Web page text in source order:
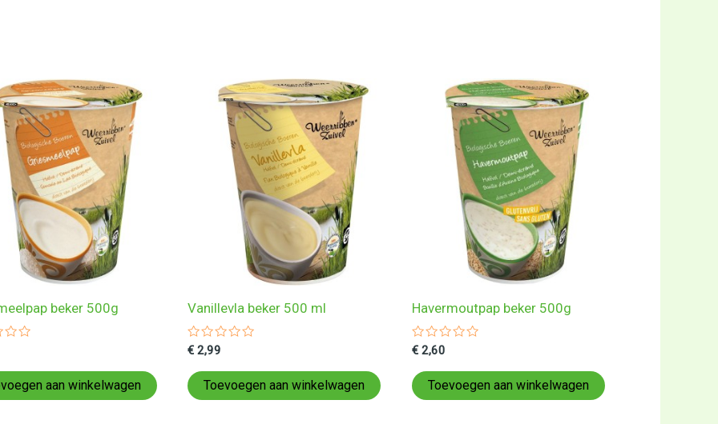
beker 500g
aan winkelwagen
Vanillevla beker 500 ml
Gewaardeerd
uit
5
€ 2,99
Toevoegen aan winkelwagen
Havermoutpap beker 500g
Gewaardeerd
uit
5
€2,60
Toevoegen aan winkelwagen